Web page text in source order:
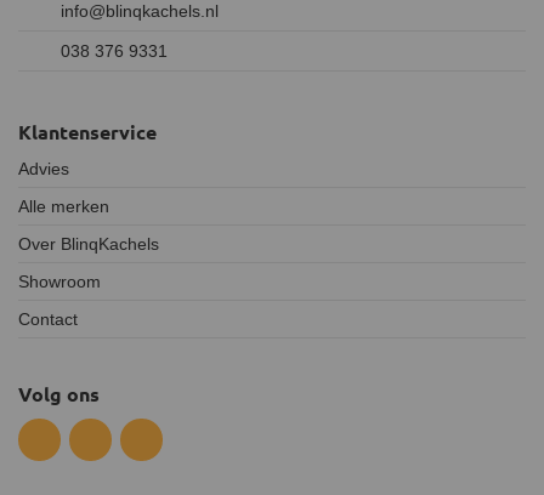
info@blinqkachels.nl
038 376 9331
Klantenservice
Advies
Alle merken
Over BlinqKachels
Showroom
Contact
Volg ons